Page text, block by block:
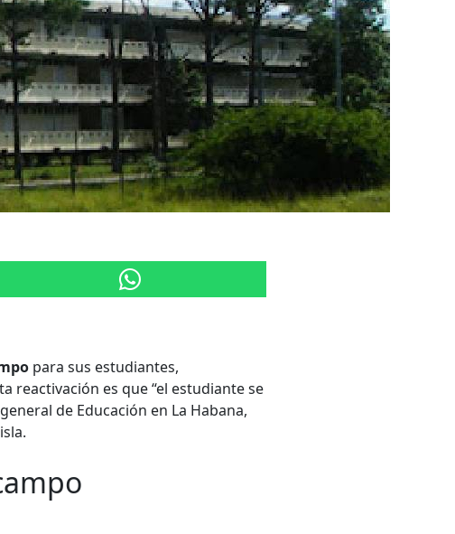
para sus estudiantes,
reactivación es que “el estudiante se
de Educación en La Habana,